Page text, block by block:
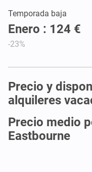
Temporada baja
Enero : 124 €
-23%
Precio y
alquileres
Precio medio
Eastbourne